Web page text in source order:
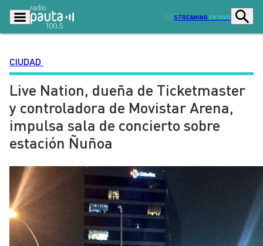
STREAMING EN VIVO
Podcasts Programas
Lo Último Actualidad
Ciudad Economía
Entretención y Cultura Opinión
Dato en Pauta Señal 2
CIUDAD
Live Nation, dueña de Ticketmaster
y controladora de Movistar Arena,
impulsa sala de concierto sobre
estación Ñuñoa